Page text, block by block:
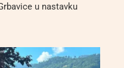
u nastavku